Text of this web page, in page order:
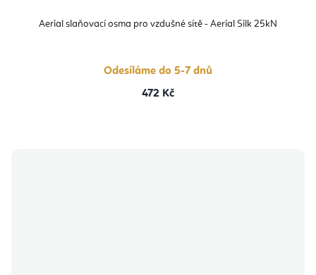
Aerial slaňovací osma pro vzdušné sítě - Aerial Silk 25kN
Odesíláme do 5-7 dnů
472 Kč